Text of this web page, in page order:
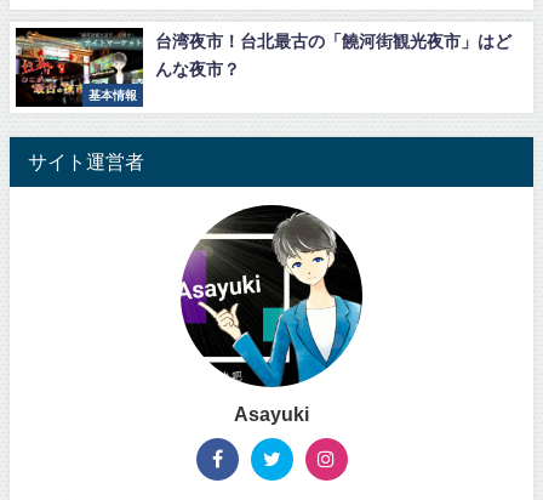
基本情報
台湾夜市！台北最古の「饒河街観光夜市」はど
んな夜市？
サイト運営者
Asayuki